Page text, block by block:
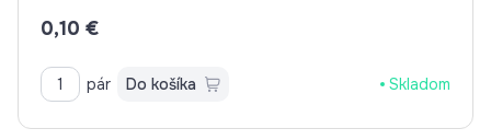
0,10 €
pár Do košíka Skladom